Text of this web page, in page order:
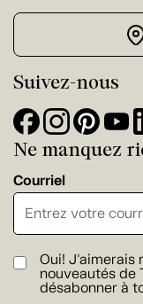
Suivez-nous
Ne manquez
Courriel
Oui! J'aimerais
nouveautés de
désabonner à